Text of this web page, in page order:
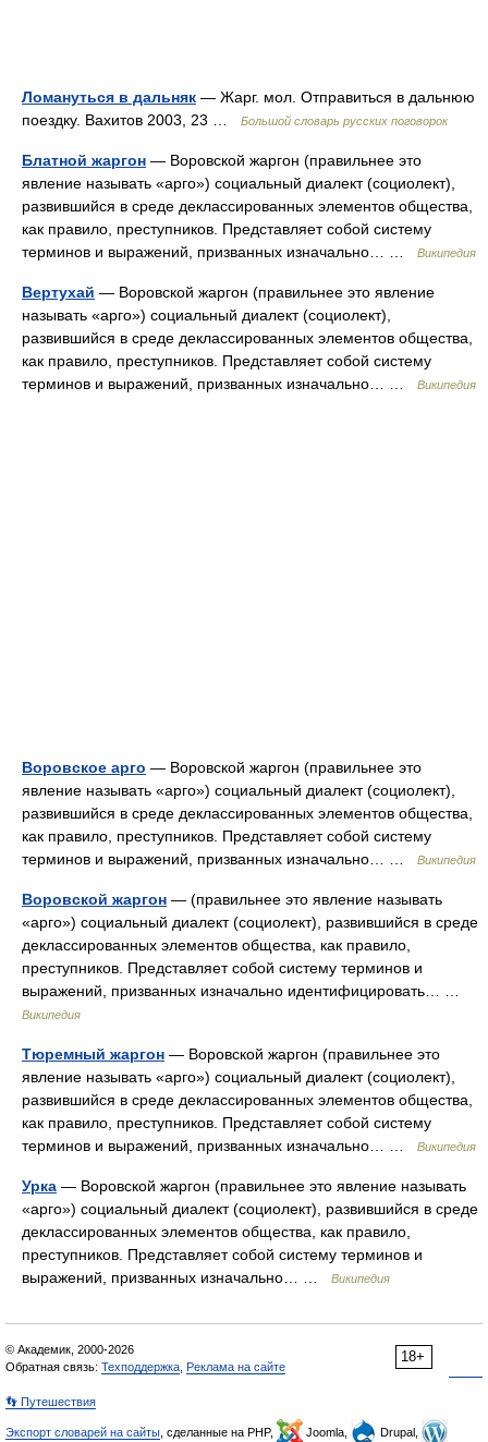
Ломануться в дальняк — Жарг. мол. Отправиться в дальнюю
поездку. Вахитов 2003, 23 …
Большой словарь русских поговорок
Блатной жаргон — Воровской жаргон (правильнее это
явление называть «арго») социальный диалект (социолект),
развившийся в среде деклассированных элементов общества,
как правило, преступников. Представляет собой систему
терминов и выражений, призванных изначально… …
Википедия
Вертухай — Воровской жаргон (правильнее это явление
называть «арго») социальный диалект (социолект),
развившийся в среде деклассированных элементов общества,
как правило, преступников. Представляет собой систему
терминов и выражений, призванных изначально… …
Википедия
Воровское арго — Воровской жаргон (правильнее это
явление называть «арго») социальный диалект (социолект),
развившийся в среде деклассированных элементов общества,
как правило, преступников. Представляет собой систему
терминов и выражений, призванных изначально… …
Википедия
Воровской жаргон — (правильнее это явление называть
«арго») социальный диалект (социолект), развившийся в среде
деклассированных элементов общества, как правило,
преступников. Представляет собой систему терминов и
выражений, призванных изначально идентифицировать… …
Википедия
Тюремный жаргон — Воровской жаргон (правильнее это
явление называть «арго») социальный диалект (социолект),
развившийся в среде деклассированных элементов общества,
как правило, преступников. Представляет собой систему
терминов и выражений, призванных изначально… …
Википедия
Урка — Воровской жаргон (правильнее это явление называть
«арго») социальный диалект (социолект), развившийся в среде
деклассированных элементов общества, как правило,
преступников. Представляет собой систему терминов и
выражений, призванных изначально… …
Википедия
18+
© Академик, 2000-2026
Обратная связь: Техподдержка Реклама на сайте
👣 Путешествия
Экспорт словарей на сайты , сделанные на PHP, Joomla, Drupal,